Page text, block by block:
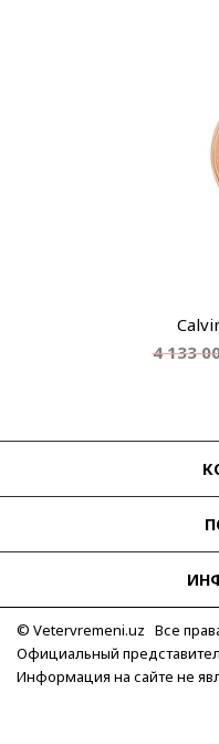
4 133
© Vetervremeni.uz Все
Официальный
Информация на сайте не